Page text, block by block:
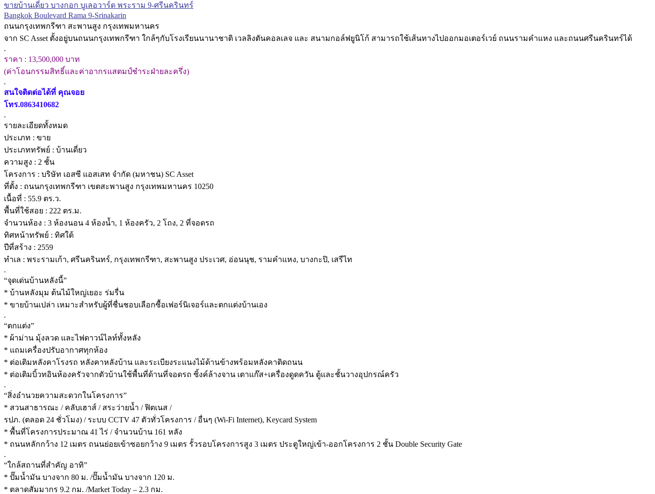
ขายบ้านเดี่ยว บางกอก บูเลอวาร์ด พระราม 9-ศรีนครินทร์
Bangkok Boulevard Rama 9-Srinakarin
ถนนกรุงเทพกรีฑา สะพานสูง กรุงเทพมหานคร
จาก SC Asset ตั้งอยู่บนถนนกรุงเทพกรีฑา ใกล้ๆกับโรงเรียนนานาชาติ เวลลิงตันคอลเลจ และ สนามกอล์ฟยูนิโก้ สามารถใช้เส้นทางไปออกมอเตอร์เวย์ ถนนรามคำแหง และถนนศรีนครินทร์ได้
.
ราคา : 13,500,000 บาท
(ค่าโอนกรรมสิทธิ์และค่าอากรแสตมป์ชำระฝ่ายละครึ่ง)
.
สนใจติดต่อได้ที่ คุณจอย
โทร.0863410682
.
รายละเอียดทั้งหมด
ประเภท : ขาย
ประเภททรัพย์ : บ้านเดี่ยว
ความสูง : 2 ชั้น
โครงการ : บริษัท เอสซี แอสเสท จำกัด (มหาชน) SC Asset
ที่ตั้ง : ถนนกรุงเทพกรีฑา เขตสะพานสูง กรุงเทพมหานคร 10250
เนื้อที่ : 55.9 ตร.ว.
พื้นที่ใช้สอย : 222 ตร.ม.
จำนวนห้อง : 3 ห้องนอน 4 ห้องน้ำ, 1 ห้องครัว, 2 โถง, 2 ที่จอดรถ
ทิศหน้าทรัพย์ : ทิศใต้
ปีที่สร้าง : 2559
ทำเล : พระรามเก้า, ศรีนครินทร์, กรุงเทพกรีฑา, สะพานสูง ประเวศ, อ่อนนุช, รามคำแหง, บางกะปิ, เสรีไท
.
“จุดเด่นบ้านหลังนี้”
* บ้านหลังมุม ต้นไม้ใหญ่เยอะ ร่มรื่น
* ขายบ้านเปล่า เหมาะสำหรับผู้ที่ชื่นชอบเลือกซื้อเฟอร์นิเจอร์และตกแต่งบ้านเอง
.
“ตกแต่ง”
* ผ้าม่าน มุ้งลวด และไฟดาวน์ไลท์ทั้งหลัง
* แถมเครื่องปรับอากาศทุกห้อง
* ต่อเติมหลังคาโรงรถ หลังคาหลังบ้าน และระเบียงระแนงไม้ด้านข้างพร้อมหลังคาติดถนน
* ต่อเติมบิ้วทอินห้องครัวจากตัวบ้านใช้พื้นที่ด้านที่จอดรถ ซิ้งค์ล้างจาน เตาแก๊ส+เครื่องดูดควัน ตู้และชั้นวางอุปกรณ์ครัว
.
“สิ่งอำนวยความสะดวกในโครงการ”
* สวนสาธารณะ / คลับเฮาส์ / สระว่ายน้ำ / ฟิตเนส /
รปภ. (ตลอด 24 ชั่วโมง) / ระบบ CCTV 47 ตัวทั่วโครงการ / อื่นๆ (Wi-Fi Internet), Keycard System
* พื้นที่โครงการประมาณ 41 ไร่ / จำนวนบ้าน 161 หลัง
* ถนนหลักกว้าง 12 เมตร ถนนย่อยเข้าซอยกว้าง 9 เมตร รั้วรอบโครงการสูง 3 เมตร ประตูใหญ่เข้า-ออกโครงการ 2 ชั้น Double Security Gate
.
“ใกล้สถานที่สำคัญ อาทิ”
* ปั๊มน้ำมัน บางจาก 80 ม. /ปั๊มน้ำมัน บางจาก 120 ม.
* ตลาดสัมมากร 9.2 กม. /Market Today – 2.3 กม.